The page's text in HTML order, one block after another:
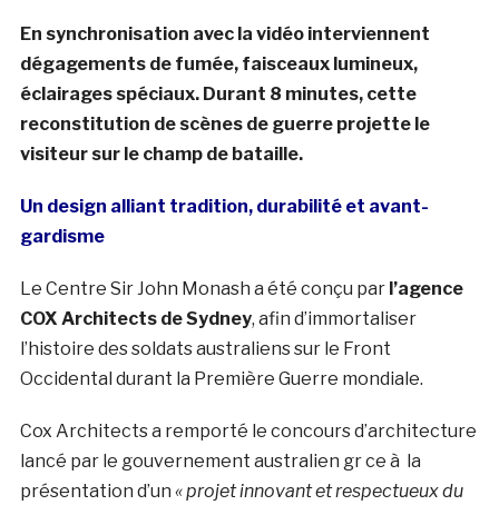
En synchronisation avec la vidéo interviennent
dégagements de fumée, faisceaux lumineux,
éclairages spéciaux. Durant 8 minutes, cette
reconstitution de scènes de guerre projette le
visiteur sur le champ de bataille.
Un design alliant tradition, durabilité et avant-
gardisme
Le Centre Sir John Monash a été conçu par l’agence
COX Architects de Sydney, afin d’immortaliser
l’histoire des soldats australiens sur le Front
Occidental durant la Première Guerre mondiale.
Cox Architects a remporté le concours d’architecture
lancé par le gouvernement australien gr ce à la
présentation d’un « projet innovant et respectueux du